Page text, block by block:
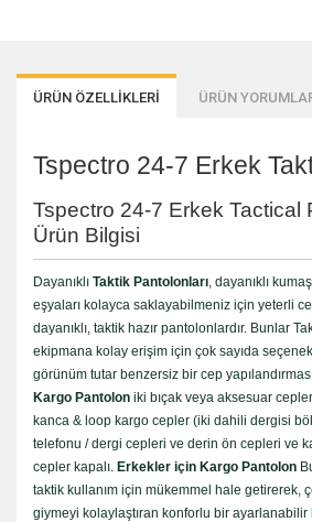
ÜRÜN ÖZELLİKLERİ ÜRÜN
Tspectro 24-7 Erkek
Tspectro 24-7 Erkek Tactical
Ürün Bilgisi
Dayanıklı Taktik Pantolonları, dayanıklı
eşyaları kolayca saklayabilmeniz için yeterli
dayanıklı, taktik hazır pantolonlardır. Bunlar
ekipmana kolay erişim için çok sayıda
görünüm tutar benzersiz bir cep
Kargo Pantolon iki bıçak veya aksesuar
kanca & loop kargo cepler (iki dahili dergisi
telefonu / dergi cepleri ve derin ön cepleri ve
cepler kapalı. Erkekler için Kargo Pantolon
taktik kullanım için mükemmel hale getirerek,
giymeyi kolaylaştıran konforlu bir ayarlanabilir